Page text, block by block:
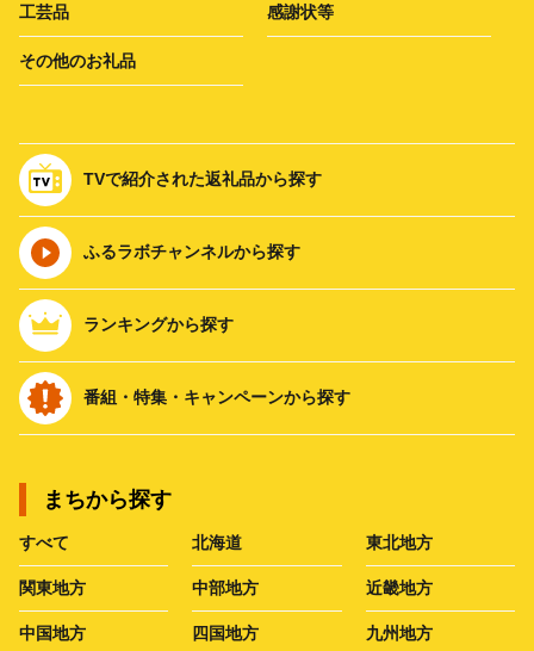
工芸品 感謝状等
その他のお礼品
TVで紹介された返礼品から探す
ふるラボチャンネルから探す
ランキングから探す
番組・特集・キャンペーンから探す
まちから探す
すべて 北海道 東北地方
関東地方 中部地方 近畿地方
中国地方 四国地方 九州地方